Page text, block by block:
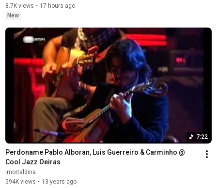
8.7K views • 17 hours ago
New
7:22
Perdoname Pablo Alboran, Luis Guerreiro & Carminho @
Cool Jazz Oeiras
imortaldina
594K views • 13 years ago